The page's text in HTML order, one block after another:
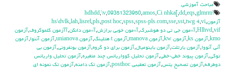
مباحث آموزشي
\hdhdd
,\v,09351323950,amos,Ci nhka[ ,dd,eqs,glmrm
آزمون,
hs\dvlk,lah,lisrel,pls,post hoc,spss,spss-pls.com,sse,sst,twg 4,vi
Hlhvd,vif
,آ»مون جي تي دو هوشبرگ,آ»مون خوبي برازش,آ»مون دانكن,آآزمون كلموگروف,آزمون
kmo
,آزمون ks ,آزمون kw ,آزمون manova ,آزمون t هتلينگ ,آزمون unianova ,آزمون آننوا,آزمون
آني آنووا,آزمون بارتلت,آزمون باينوميال,آزمون براي دو گروه,آزمون بونفروني,آزمون بي
توكي,آزمون پيوند خطي-خطي,آزمون تحليل كوواريانس چند متغيره,آزمون تحليل واريانس
دوطرفه,آزمون تصحيح يتس,آزمون تعقيبي posthoc ,آزمون تك دامنه,آزمون تك نمونه اي